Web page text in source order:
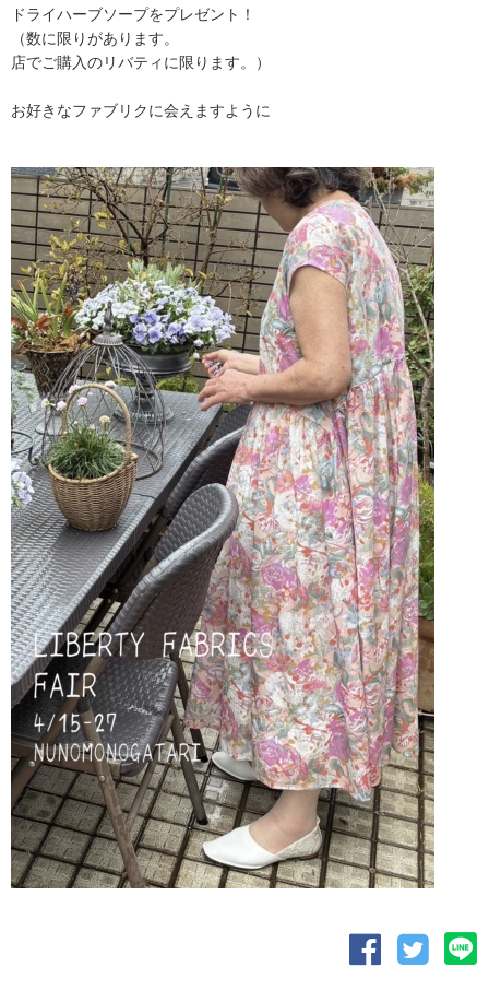
ドライハーブソープをプレゼント！
（数に限りがあります。
店でご購入のリバティに限ります。）
お好きなファブリクに会えますように